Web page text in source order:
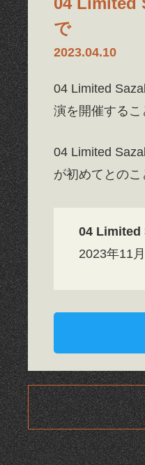
で
2023.04.10
04 Limited
演を開催するこ
04 Limited
が初めてとのこ
04 Limited
2023年11